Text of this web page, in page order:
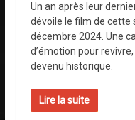
Un an après leur
dévoile le film de cette
décembre 2024. Une
d’émotion pour
devenu historique.
Lire la suite